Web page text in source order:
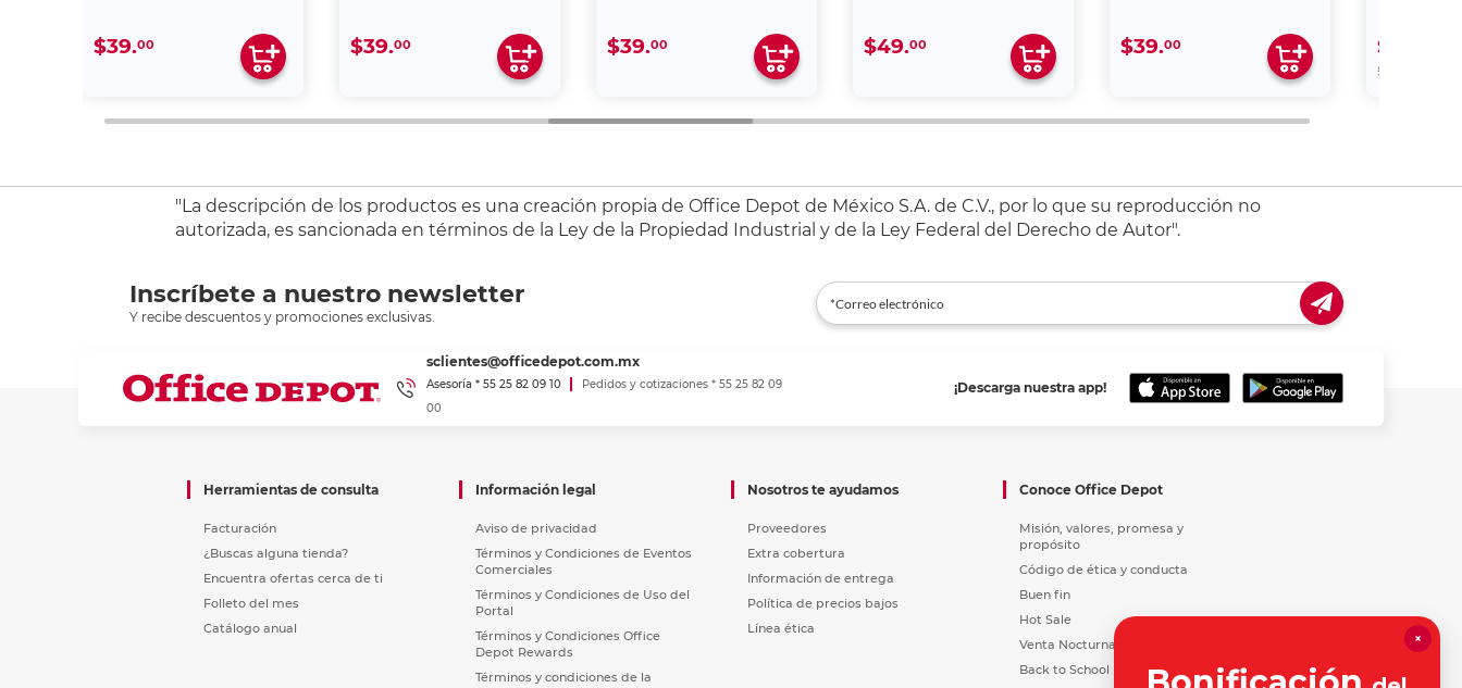
$39.00 $39.00 $39.00 $49.00 $39.00 $9.
$49.
"La descripción de los productos es una creación propia de Office Depot de México S.A. de C.V., por lo que su reproducción no
autorizada, es sancionada en términos de la Ley de la Propiedad Industrial y de la Ley Federal del Derecho de Autor".
Inscríbete a nuestro newsletter
Y recibe descuentos y promociones exclusivas.
¡Descarga nuestra app!
sclientes@officedepot.com.mx
Asesoría * 55 25 82 09 10
Pedidos y cotizaciones * 55 25 82 09
00
Herramientas de consulta
Facturación
¿Buscas alguna tienda?
Encuentra ofertas cerca de ti
Folleto del mes
Catálogo anual
Información legal
Aviso de privacidad
Términos y Condiciones de Eventos
Comerciales
Términos y Condiciones de Uso del
Portal
Términos y Condiciones Office
Depot Rewards
Términos y condiciones de la
Nosotros te ayudamos
Proveedores
Extra cobertura
Información de entrega
Política de precios bajos
Línea ética
Conoce Office Depot
Misión, valores, promesa y
propósito
Código de ética y conducta
Buen fin
Hot Sale
Venta Nocturna
Back to School
×